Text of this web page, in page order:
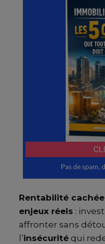
Rentabilité cachée
enjeux réels :
affronter sans
l’insécurité qui